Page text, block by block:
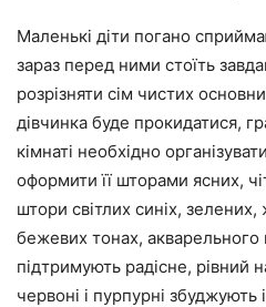
Маленькі діти погано
зараз перед ними стоїть
розрізняти сім чистих
дівчинка буде прокидатися,
кімнаті необхідно
оформити її шторами ясних,
штори світлих синіх,
бежевих тонах, акварельного
підтримують радісне, рівний
червоні і пурпурні збуджують